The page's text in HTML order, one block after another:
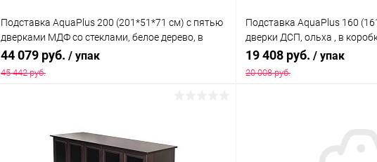
Подставка AquaPlus 200 (201*51*71 см) с пятью
дверками МДФ со стеклами, белое дерево, в
коробке, подходит для модели аквариума LUX
44 079 руб. / упак
45 442 руб.
Купить в 1 клик Сравнение
Подставка AquaPlus 160
дверки ДСП, ольха , в
модели аквариума LUX П540
19 408 руб. / упак
20 008 руб.